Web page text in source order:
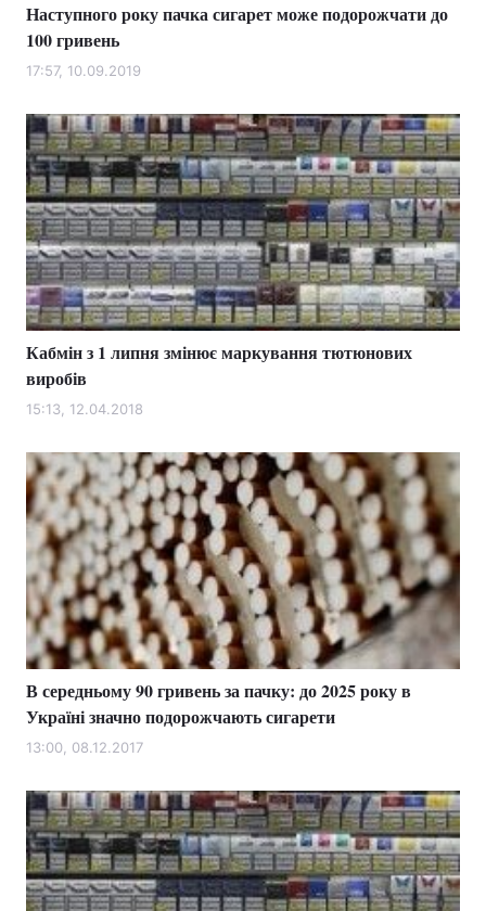
Головна
Економіка Світ
Спорт Наука
Техно і зв'язок Лайт
Зброя Інциденти
Здоров'я Туризм
Цікавинки
Лонгріди
Відео з Youtube Статті
Інтерв'ю Думки
Архів Вакансії
Послуги
Наступного року пачка сигарет може подорожчати до
100 гривень
17:57, 10.09.2019
Кабмін з 1 липня змінює маркування тютюнових
виробів
15:13, 12.04.2018
В середньому 90 гривень за пачку: до 2025 року в
Україні значно подорожчають сигарети
13:00, 08.12.2017